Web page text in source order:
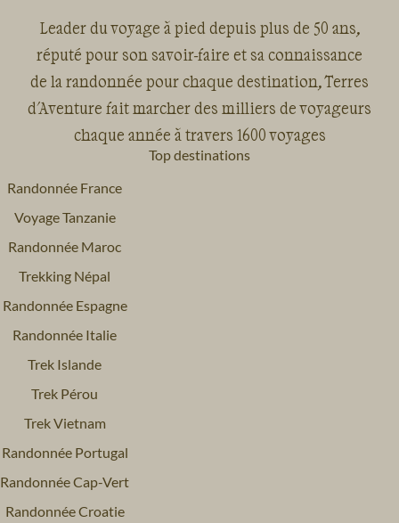
Leader du voyage à pied depuis plus de 50 ans,
réputé pour son savoir-faire et sa connaissance
de la randonnée pour chaque destination, Terres
d'Aventure fait marcher des milliers de voyageurs
chaque année à travers 1600 voyages
Top destinations
Randonnée France
Voyage Tanzanie
Randonnée Maroc
Trekking Népal
Randonnée Espagne
Randonnée Italie
Trek Islande
Trek Pérou
Trek Vietnam
Randonnée Portugal
Randonnée Cap-Vert
Randonnée Croatie